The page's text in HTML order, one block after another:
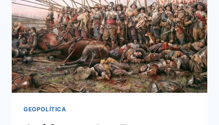
PROPÓSITO
Y
BRUTALIDAD
GEOPOLÍTICA